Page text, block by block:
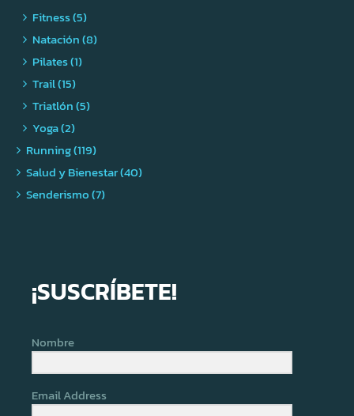
Fitness (5)
Natación (8)
Pilates (1)
Trail (15)
Triatlón (5)
Yoga (2)
Running (119)
Salud y Bienestar (40)
Senderismo (7)
¡SUSCRÍBETE!
Nombre
Email Address